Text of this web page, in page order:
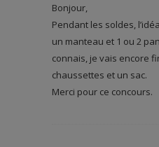
Bonjour,
Pendant les soldes,
un manteau et 1 ou 2
connais, je vais encore
chaussettes et un sac.
Merci pour ce concours.